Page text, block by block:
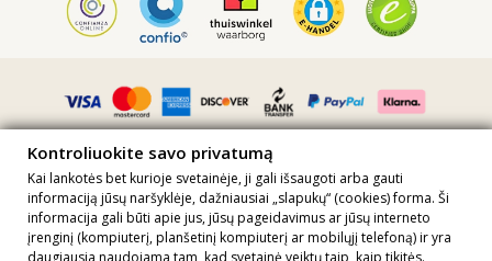
Visos kainos nurodytos su PVM · PVM mokėtojo kodas
FR36509778270 · Visos teisės saugomos ©2023 Brazilian Bikini Shop
Kontroliuokite savo privatumą
Kai lankotės bet kurioje svetainėje, ji gali išsaugoti arba gauti
informaciją jūsų naršyklėje, dažniausiai „slapukų“ (cookies) forma. Ši
informacija gali būti apie jus, jūsų pageidavimus ar jūsų interneto
įrenginį (kompiuterį, planšetinį kompiuterį ar mobilųjį telefoną) ir yra
daugiausia naudojama tam, kad svetainė veiktų taip, kaip tikitės.